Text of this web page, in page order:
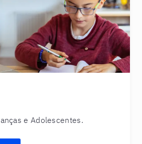
e Adolescentes.